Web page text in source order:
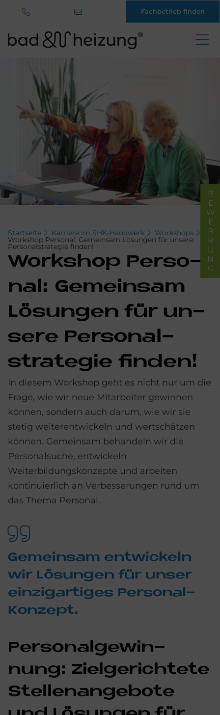
Fachbetrieb finden
Startseite Karriere im SHK-Handwerk Workshops
Workshop Personal: Gemeinsam Lösungen für unsere
Personalstrategie finden!
Work­s­hop Per­so­
nal: Ge­mein­sam
Lö­sun­gen für un­
se­re Per­so­nal­
stra­te­gie fin­den!
In diesem Workshop geht es nicht nur um die
Frage, wie wir neue Mitarbeiter gewinnen
können, sondern auch darum, wie wir sie
stetig weiterentwickeln und wertschätzen
können. Gemeinsam behandeln wir die
Personalsuche, entwickeln
Weiterbildungskonzepte und arbeiten
kontinuierlich an Verbesserungen rund um
das Thema Personal.
Ge­mein­sam ent­wickeln
wir Lö­sun­gen für un­ser
ein­zig­ar­ti­ges Per­so­nal-
Kon­ze­pt.
Per­so­nal­ge­win­
nung: Ziel­ge­rich­te­te
Stel­len­an­ge­bo­te
BEWERBUNG